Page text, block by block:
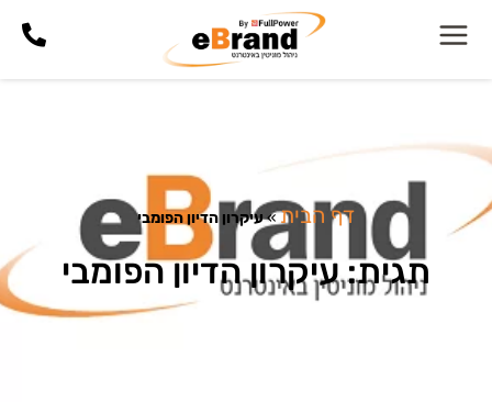
דף הבית»עיקרון הדיון הפומבי
תגית: עיקרון הדיון הפומבי